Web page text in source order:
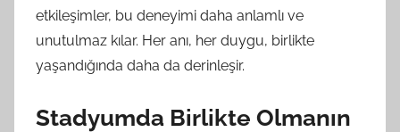
etkileşimler, bu deneyimi daha anlamlı ve
unutulmaz kılar. Her anı, her duygu, birlikte
yaşandığında daha da derinleşir.
Stadyumda Birlikte Olmanın